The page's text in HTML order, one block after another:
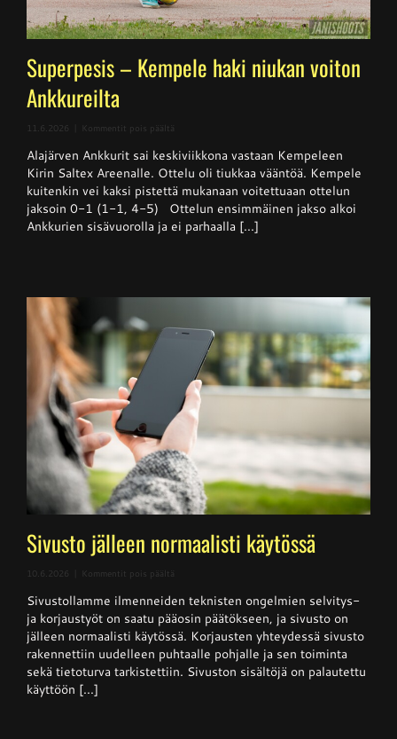
Superpesis – Kempele haki niukan voiton
Ankkureilta
11.6.2026 Kommentit pois päältä
–
Kempele
haki
niukan
voiton
Ankkureilta
Alajärven Ankkurit sai keskiviikkona vastaan Kempeleen
Kirin Saltex Areenalle. Ottelu oli tiukkaa vääntöä. Kempele
kuitenkin vei kaksi pistettä mukanaan voitettuaan ottelun
jaksoin 0-1 (1-1, 4-5) Ottelun ensimmäinen jakso alkoi
Ankkurien sisävuorolla ja ei parhaalla [...]
Sivusto jälleen normaalisti käytössä
10.6.2026 Kommentit pois päältä
jälleen
normaalisti
käytössä
Sivustollamme ilmenneiden teknisten ongelmien selvitys-
ja korjaustyöt on saatu pääosin päätökseen, ja sivusto on
jälleen normaalisti käytössä. Korjausten yhteydessä sivusto
rakennettiin uudelleen puhtaalle pohjalle ja sen toiminta
sekä tietoturva tarkistettiin. Sivuston sisältöjä on palautettu
käyttöön [...]